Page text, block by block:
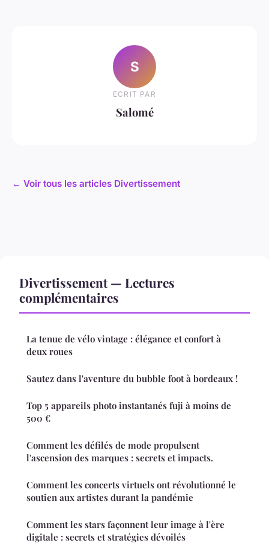
S
ECRIT PAR
Salomé
← Voir tous les articles Divertissement
Divertissement — Lectures
complémentaires
La tenue de vélo vintage : élégance et confort à
deux roues
Sautez dans l'aventure du bubble foot à bordeaux !
Top 5 appareils photo instantanés fuji à moins de
500 €
Comment les défilés de mode propulsent
l'ascension des marques : secrets et impacts.
Comment les concerts virtuels ont révolutionné le
soutien aux artistes durant la pandémie
Comment les stars façonnent leur image à l'ère
digitale : secrets et stratégies dévoilés